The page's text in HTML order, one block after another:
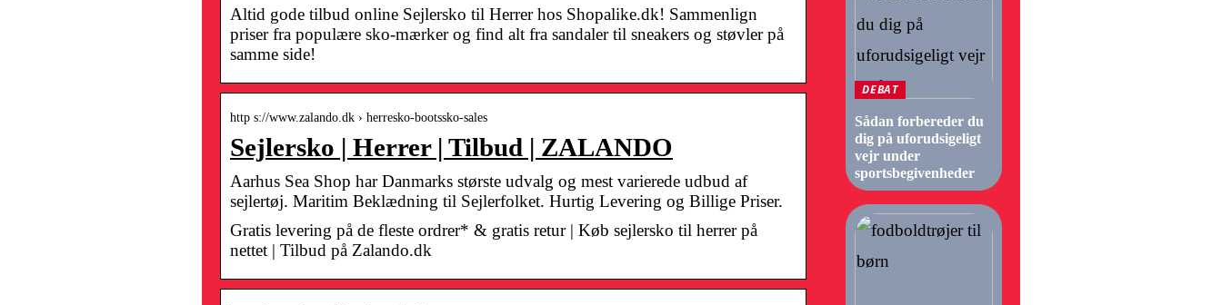
Altid gode tilbud online Sejlersko til Herrer hos Shopalike.dk! Sammenlign
priser fra populære sko-mærker og find alt fra sandaler til sneakers og støvler på
samme side!
http s://www.zalando.dk › herresko-bootssko-sales
Sejlersko | Herrer | Tilbud | ZALANDO
Aarhus Sea Shop har Danmarks største udvalg og mest varierede udbud af
sejlertøj. Maritim Beklædning til Sejlerfolket. Hurtig Levering og Billige Priser.
Gratis levering på de fleste ordrer* & gratis retur | Køb sejlersko til herrer på
nettet | Tilbud på Zalando.dk
DEBAT
Sådan forbereder du
dig på uforudsigeligt
vejr under
sportsbegivenheder